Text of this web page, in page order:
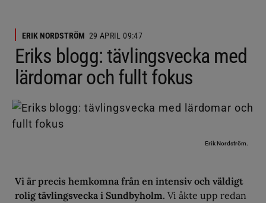
ERIK NORDSTRÖM 29 APRIL 09:47
Eriks blogg: tävlingsvecka med
lärdomar och fullt fokus
Erik Nordström.
Vi är precis hemkomna från en intensiv och väldigt
rolig tävlingsvecka i Sundbyholm. Vi åkte upp redan